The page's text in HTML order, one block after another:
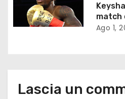
i
match
Ago 1,
Lascia un